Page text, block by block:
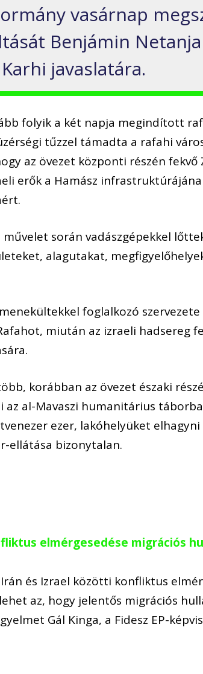
vasárnap
Benjámin
javaslatára.
folyik a két napja megindított
tűzzel támadta a rafahi
az övezet központi részén fekvő
erők a Hamász
művelet során vadászgépekkel
alagutakat,
menekültekkel foglalkozó
miután az izraeli hadsereg
korábban az övezet északi
al-Mavaszi humanitárius
ezer, lakóhelyüket
ellátása bizonytalan.
elmérgesedése migrációs
és Izrael közötti konfliktus
az, hogy jelentős migrációs
Gál Kinga, a Fidesz EP-